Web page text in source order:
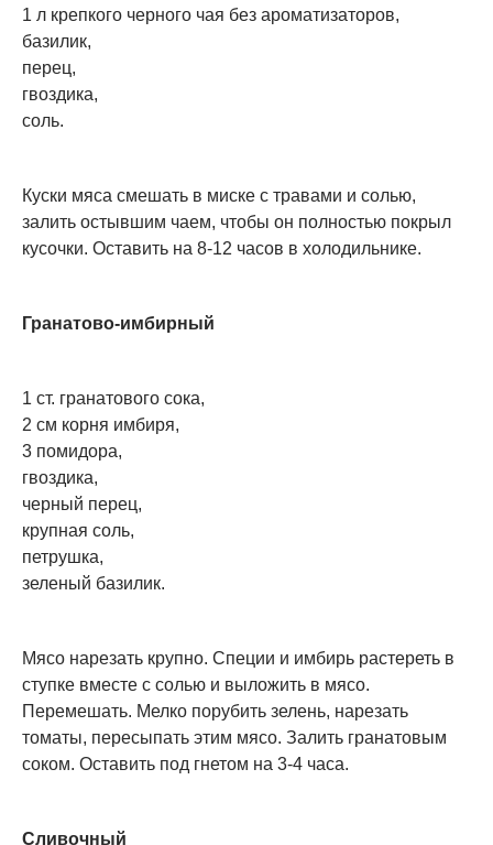
1 л крепкого черного чая без ароматизаторов,
базилик,
перец,
гвоздика,
соль.
Куски мяса смешать в миске с травами и солью,
залить остывшим чаем, чтобы он полностью покрыл
кусочки. Оставить на 8-12 часов в холодильнике.
Гранатово-имбирный
1 ст. гранатового сока,
2 см корня имбиря,
3 помидора,
гвоздика,
черный перец,
крупная соль,
петрушка,
зеленый базилик.
Мясо нарезать крупно. Специи и имбирь растереть в
ступке вместе с солью и выложить в мясо.
Перемешать. Мелко порубить зелень, нарезать
томаты, пересыпать этим мясо. Залить гранатовым
соком. Оставить под гнетом на 3-4 часа.
Сливочный